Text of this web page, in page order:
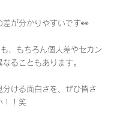
差が分かりやすいです👀
、もちろん個人差やセカン
なることもあります。
分ける面白さを、ぜひ皆さ
！！笑